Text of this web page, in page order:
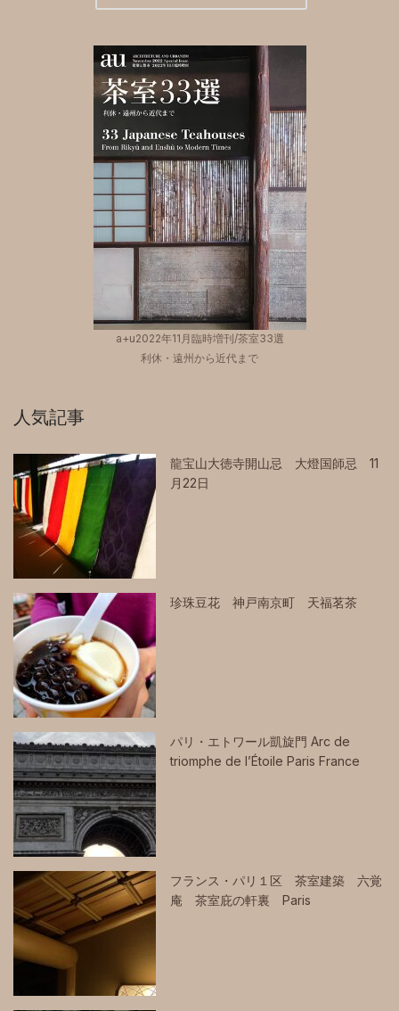
a+u2022年11月臨時増刊/茶室33選
利休・遠州から近代まで
人気記事
龍宝山大徳寺開山忌 大燈国師忌 11
月22日
珍珠豆花 神戸南京町 天福茗茶
パリ・エトワール凱旋門 Arc de
triomphe de l’Étoile Paris France
フランス・パリ１区 茶室建築 六覚
庵 茶室庇の軒裏 Paris